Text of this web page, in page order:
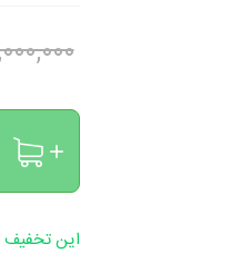
۱۶,۰۰۰,۰۰۰
این تخفیف